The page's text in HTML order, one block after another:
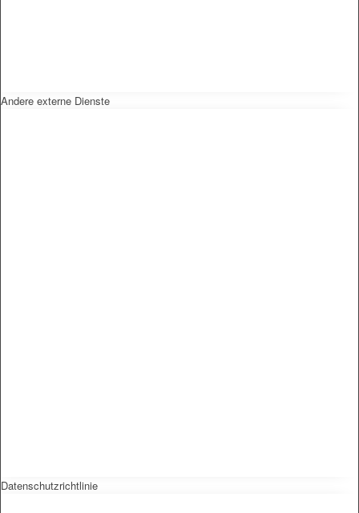
Andere externe Dienste
Datenschutzrichtlinie